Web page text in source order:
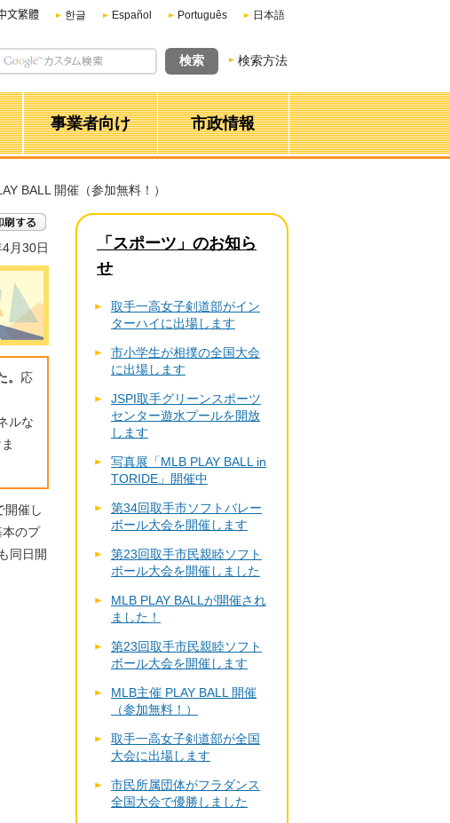
文繁體 한글 Español Português
日本語
検索方法
事業者向け 市政情報
BALL 開催（参加無料！）
月30日
応
ルな
開催し
のプ
同日開
「スポーツ」のお知ら
せ
取手一高女子剣道部がイン
ターハイに出場します
市小学生が相撲の全国大会
に出場します
JSPI取手グリーンスポーツ
センター遊水プールを開放
します
写真展「MLB PLAY BALL in
TORIDE」開催中
第34回取手市ソフトバレー
ボール大会を開催します
第23回取手市民親睦ソフト
ボール大会を開催しました
MLB PLAY BALLが開催され
ました！
第23回取手市民親睦ソフト
ボール大会を開催します
MLB主催 PLAY BALL 開催
（参加無料！）
取手一高女子剣道部が全国
大会に出場します
市民所属団体がフラダンス
全国大会で優勝しました